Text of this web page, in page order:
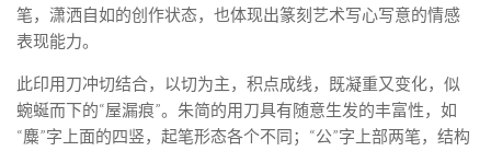
笔，潇洒自如的创作状态，也体现出篆刻艺术写心写意的情感
表现能力。
此印用刀冲切结合，以切为主，积点成线，既凝重又变化，似
蜿蜒而下的“屋漏痕”。朱简的用刀具有随意生发的丰富性，如
“麋”字上面的四竖，起笔形态各个不同；“公”字上部两笔，结构